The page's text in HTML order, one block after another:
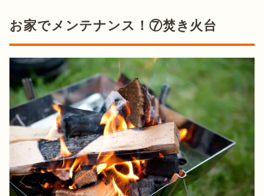
お家でメンテナンス！⑦焚き火台